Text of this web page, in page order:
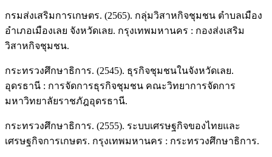
กรมส่งเสริมการเกษตร. (2565). กลุ่มวิสาหกิจชุมชน ตำบลเมือง
อำเภอเมืองเลย จังหวัดเลย. กรุงเทพมหานคร : กองส่งเสริม
วิสาหกิจชุมชน.
กระทรวงศึกษาธิการ. (2545). ธุรกิจชุมชนในจังหวัดเลย.
อุดรธานี : การจัดการธุรกิจชุมชน คณะวิทยาการจัดการ
มหาวิทยาลัยราชภัฎอุดรธานี.
กระทรวงศึกษาธิการ. (2555). ระบบเศรษฐกิจของไทยและ
เศรษฐกิจการเกษตร. กรุงเทพมหานคร : กระทรวงศึกษาธิการ.